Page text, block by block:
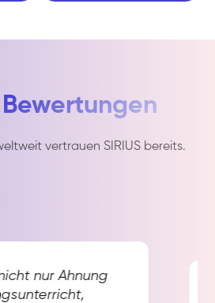
Bewertungen
vertrauen SIRIUS bereits.
nur Ahnung